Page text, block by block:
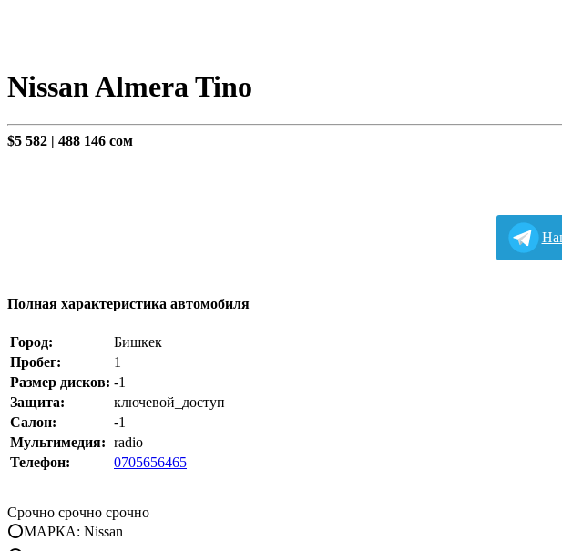
Nissan Almera Tino
$5 582 | 488 146 сом
Полная характеристика автомобиля
Город:
Бишкек
Пробег:
1
Размер дисков: -1
Защита:
ключевой_доступ
Салон:
-1
Мультимедия: radio
Телефон:
0705656465
Срочно срочно срочно
⭕МАРКА: Nissan